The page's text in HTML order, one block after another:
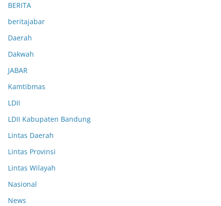
BERITA
beritajabar
Daerah
Dakwah
JABAR
Kamtibmas
LDII
LDII Kabupaten Bandung
Lintas Daerah
Lintas Provinsi
Lintas Wilayah
Nasional
News